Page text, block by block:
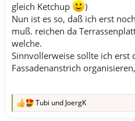
gleich Ketchup
)
Nun ist es so, daß ich erst
muß. reichen da
welche.
Sinnvollerweise sollte ich erst
Fassadenanstrich
R
Tubi und JoergK